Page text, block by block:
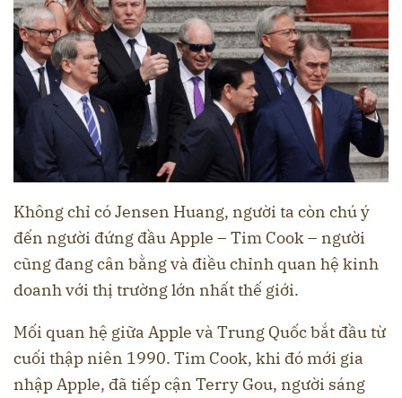
Không chỉ có Jensen Huang, người ta còn chú ý
đến người đứng đầu Apple – Tim Cook – người
cũng đang cân bằng và điều chỉnh quan hệ kinh
doanh với thị trường lớn nhất thế giới.
Mối quan hệ giữa Apple và Trung Quốc bắt đầu từ
cuối thập niên 1990. Tim Cook, khi đó mới gia
nhập Apple, đã tiếp cận Terry Gou, người sáng